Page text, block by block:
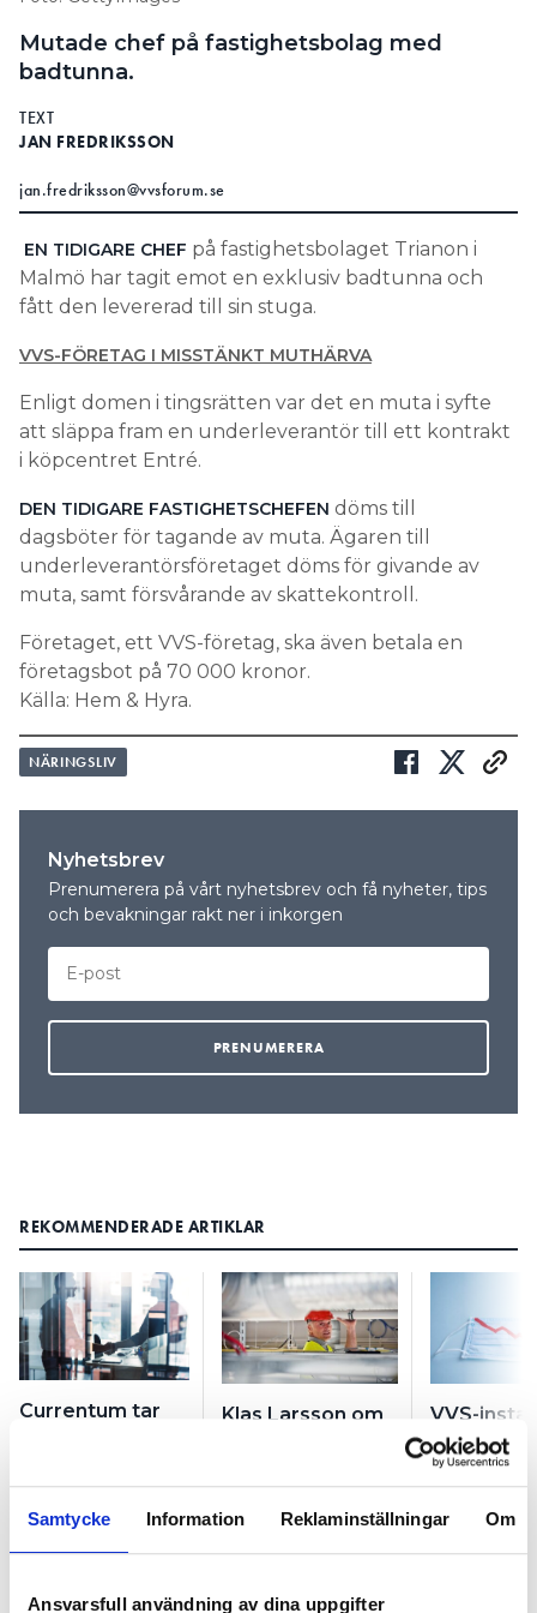
Samtycke Information Reklaminställningar Om
Ansvarsfull användning av dina uppgifter
Search for:
SEARCH
Mutade chef på fastighetsbolag med
badtunna.
TEXT
JAN FREDRIKSSON
jan.fredriksson@vvsforum.se
EN TIDIGARE CHEF på fastighetsbolaget Trianon i
Malmö har tagit emot en exklusiv badtunna och
fått den levererad till sin stuga.
VVS-FÖRETAG I MISSTÄNKT MUTHÄRVA
Enligt domen i tingsrätten var det en muta i syfte
att släppa fram en underleverantör till ett kontrakt
i köpcentret Entré.
DEN TIDIGARE FASTIGHETSCHEFEN döms till
dagsböter för tagande av muta. Ägaren till
underleverantörsföretaget döms för givande av
muta, samt försvårande av skattekontroll.
Företaget, ett VVS-företag, ska även betala en
företagsbot på 70 000 kronor.
Källa: Hem & Hyra.
NÄRINGSLIV
Nyhetsbrev
Prenumerera på vårt nyhetsbrev och få nyheter, tips
och bevakningar rakt ner i inkorgen
REKOMMENDERADE ARTIKLAR
Currentum tar
Klas Larsson om
snabbare ihop”
VVS-
i konkurs